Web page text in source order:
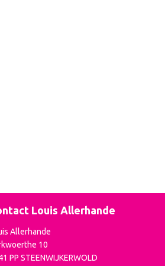
Louis Allerhande
Allerhande
10
PP STEENWIJKERWOLD